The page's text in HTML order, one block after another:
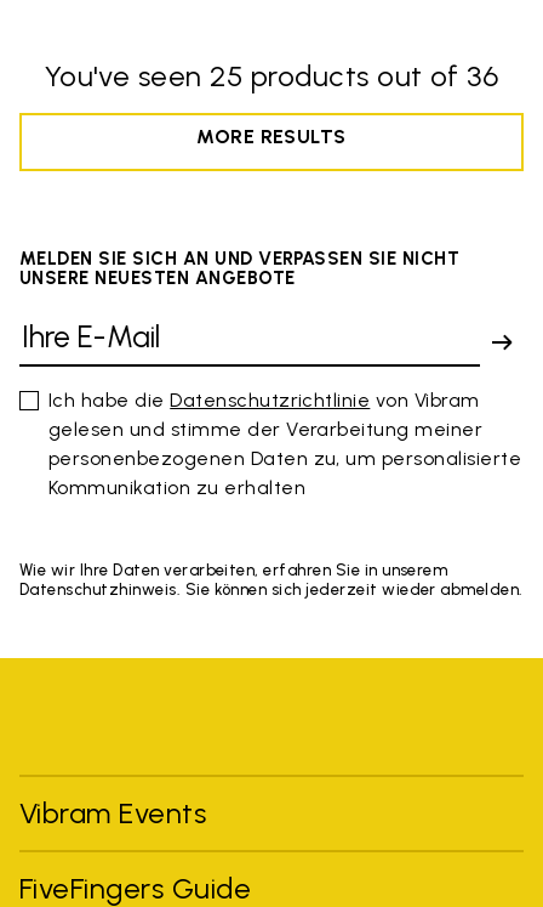
You've seen 25 products out of 36
MORE RESULTS
MELDEN SIE SICH AN UND VERPASSEN SIE NICHT
UNSERE NEUESTEN ANGEBOTE
Ich habe dieDatenschutzrichtlinie von Vibram
gelesen und stimme der Verarbeitung meiner
personenbezogenen Daten zu, um personalisierte
Kommunikation zu erhalten
Wie wir Ihre Daten verarbeiten, erfahren Sie in unserem
Datenschutzhinweis. Sie können sich jederzeit wieder abmelden.
Vibram Events
FiveFingers Guide